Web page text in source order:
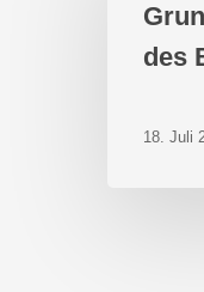
des
18. Juli